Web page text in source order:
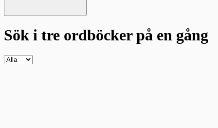
Sök i tre ordböckerpå en gång